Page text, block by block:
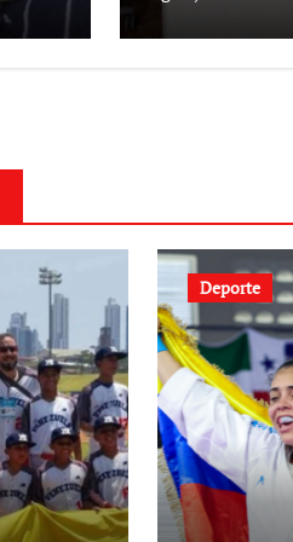
Deporte